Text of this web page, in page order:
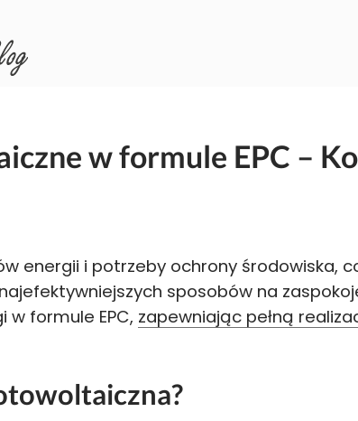
w formule EPC –
energii i potrzeby ochrony środowiska,
sposobów na
w formule EPC, zapewniając pełną